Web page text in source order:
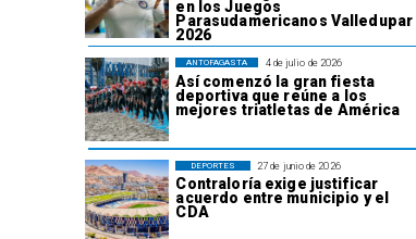
en los Juegos
Parasudamericanos Valledupar
2026
4 de julio de 2026
Así comenzó la gran fiesta
deportiva que reúne a los
mejores triatletas de América
ANTOFAGASTA
27 de junio de 2026
Contraloría exige justificar
acuerdo entre municipio y el
CDA
DEPORTES